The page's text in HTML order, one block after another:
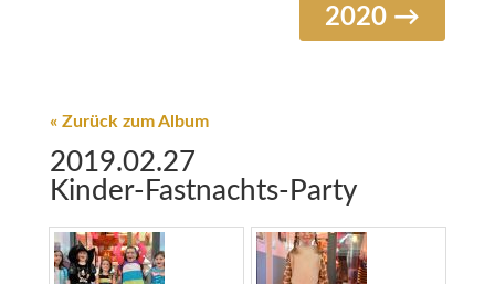
2020 →
« Zurück zum Album
2019.02.27
Kinder-Fastnachts-Party